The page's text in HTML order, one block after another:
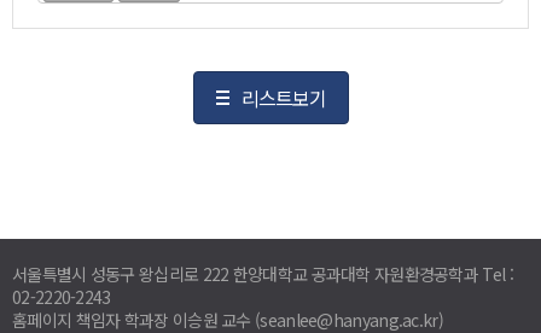
리스트보기
서울특별시 성동구 왕십리로 222 한양대학교 공과대학 자원환경공학과 Tel :
02-2220-2243
홈페이지 책임자 학과장 이승원 교수 (seanlee@hanyang.ac.kr)